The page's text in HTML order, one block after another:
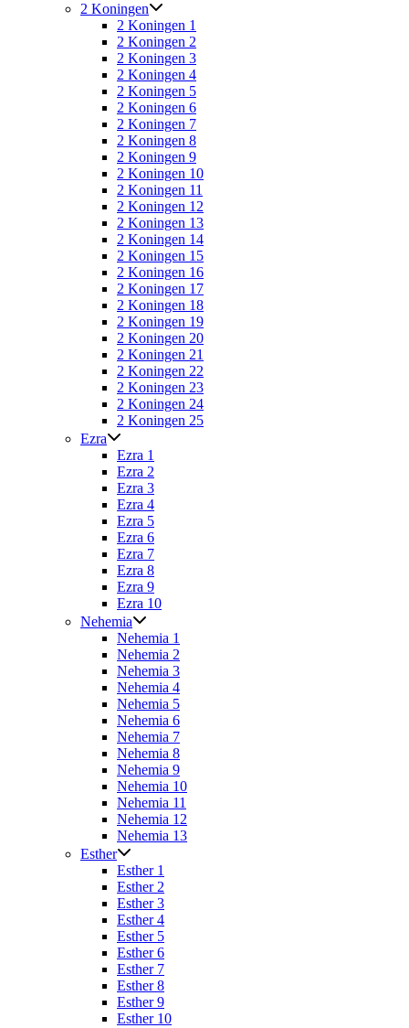
2 Koningen
2 Koningen 1
2 Koningen 2
2 Koningen 3
2 Koningen 4
2 Koningen 5
2 Koningen 6
2 Koningen 7
2 Koningen 8
2 Koningen 9
2 Koningen 10
2 Koningen 11
2 Koningen 12
2 Koningen 13
2 Koningen 14
2 Koningen 15
2 Koningen 16
2 Koningen 17
2 Koningen 18
2 Koningen 19
2 Koningen 20
2 Koningen 21
2 Koningen 22
2 Koningen 23
2 Koningen 24
2 Koningen 25
Ezra
Ezra 1
Ezra 2
Ezra 3
Ezra 4
Ezra 5
Ezra 6
Ezra 7
Ezra 8
Ezra 9
Ezra 10
Nehemia
Nehemia 1
Nehemia 2
Nehemia 3
Nehemia 4
Nehemia 5
Nehemia 6
Nehemia 7
Nehemia 8
Nehemia 9
Nehemia 10
Nehemia 11
Nehemia 12
Nehemia 13
Esther
Esther 1
Esther 2
Esther 3
Esther 4
Esther 5
Esther 6
Esther 7
Esther 8
Esther 9
Esther 10